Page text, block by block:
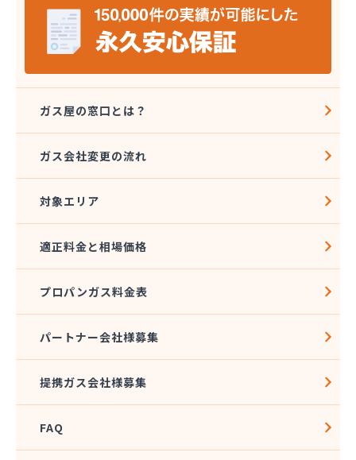
串良町LPG協業組合
原崎プロパンガス
江口産業有限会社
鮫島石油瓦斯株式会社
三愛オブリガス九州株式会社 鹿児島支店・鹿児島
鹿屋市プロパン販売協業組合
鹿児島県LPガス協会（一般社団法人）
鹿児島県エルピーガス保安情報センター協同組合
鹿児島酸素株式会社
鹿児島酸素株式会社 大隅営業所
鹿児島熔材株式会社 酸素工場
鹿児島熔材株式会社 本社
若松プロパン株式会社
秋元ガス株式会社
上村石油ガス株式会社 本社・LPガス営業所
斉之平商店
ガス屋の窓口とは？
ガス会社変更の流れ
対象エリア
適正料金と相場価格
プロパンガス料金表
パートナー会社様募集
提携ガス会社様募集
FAQ